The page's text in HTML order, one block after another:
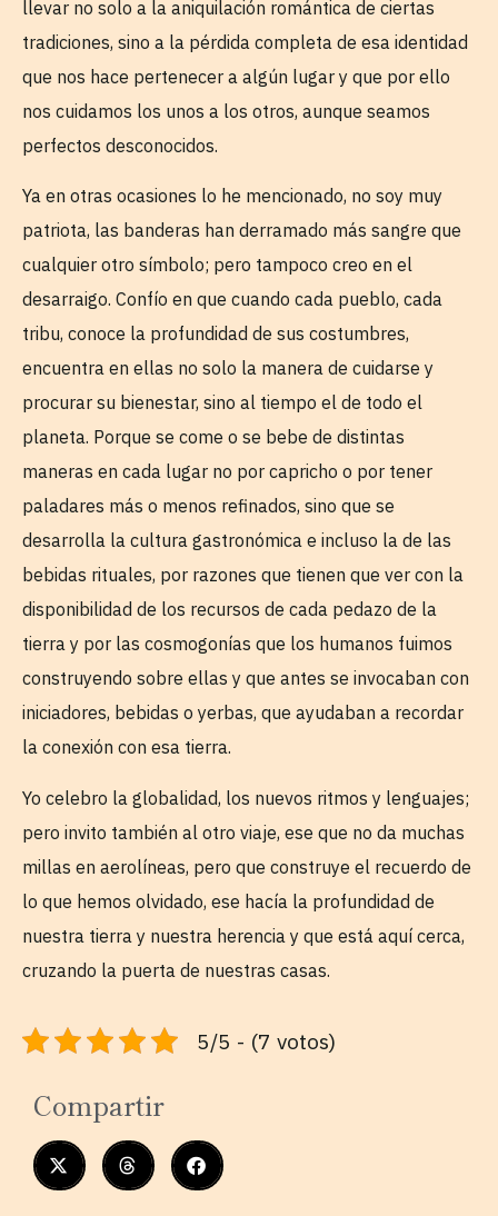
llevar no solo a la aniquilación romántica de ciertas
tradiciones, sino a la pérdida completa de esa identidad
que nos hace pertenecer a algún lugar y que por ello
nos cuidamos los unos a los otros, aunque seamos
perfectos desconocidos.
Ya en otras ocasiones lo he mencionado, no soy muy
patriota, las banderas han derramado más sangre que
cualquier otro símbolo; pero tampoco creo en el
desarraigo. Confío en que cuando cada pueblo, cada
tribu, conoce la profundidad de sus costumbres,
encuentra en ellas no solo la manera de cuidarse y
procurar su bienestar, sino al tiempo el de todo el
planeta. Porque se come o se bebe de distintas
maneras en cada lugar no por capricho o por tener
paladares más o menos refinados, sino que se
desarrolla la cultura gastronómica e incluso la de las
bebidas rituales, por razones que tienen que ver con la
disponibilidad de los recursos de cada pedazo de la
tierra y por las cosmogonías que los humanos fuimos
construyendo sobre ellas y que antes se invocaban con
iniciadores, bebidas o yerbas, que ayudaban a recordar
la conexión con esa tierra.
Yo celebro la globalidad, los nuevos ritmos y lenguajes;
pero invito también al otro viaje, ese que no da muchas
millas en aerolíneas, pero que construye el recuerdo de
lo que hemos olvidado, ese hacía la profundidad de
nuestra tierra y nuestra herencia y que está aquí cerca,
cruzando la puerta de nuestras casas.
5/5 - (7 votos)
Compartir